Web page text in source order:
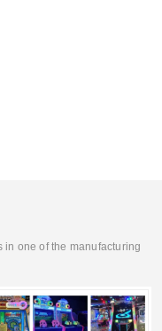
in one of the manufacturing